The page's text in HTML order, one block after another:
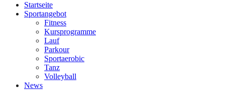
Startseite
Sportangebot
Fitness
Kursprogramme
Lauf
Parkour
Sportaerobic
Tanz
Volleyball
News